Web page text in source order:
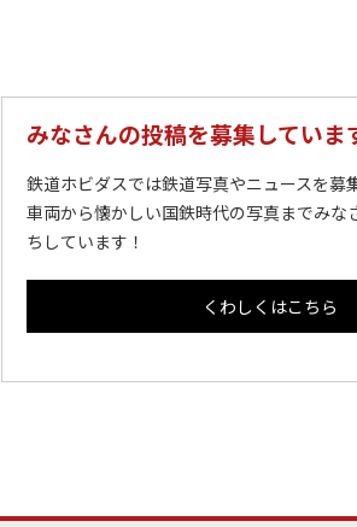
みなさんの投稿を募集していま
鉄道ホビダスでは鉄道写真やニュースを募
車両から懐かしい国鉄時代の写真までみな
ちしています！
くわしくはこちら